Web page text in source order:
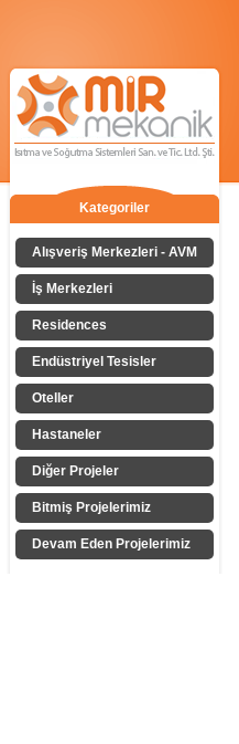
Kategoriler
Alışveriş Merkezleri - AVM
İş Merkezleri
Residences
Endüstriyel Tesisler
Oteller
Hastaneler
Diğer Projeler
Bitmiş Projelerimiz
Devam Eden Projelerimiz